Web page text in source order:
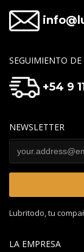
SEGUIMIENTO DE
+54 9
NEWSLETTER
Lubritodo, tu
LA EMPRESA